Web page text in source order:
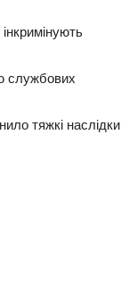
службових
тяжкі наслідки